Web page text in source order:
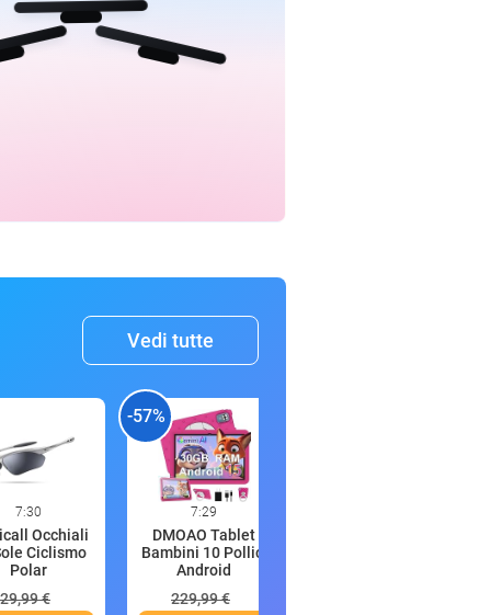
Vedi tutte
7:30
Occhiali
Ciclismo
Polar
29,99 €
-57%
7:29
DMOAO Tablet
Bambini 10 Pollici
Android
229,99 €